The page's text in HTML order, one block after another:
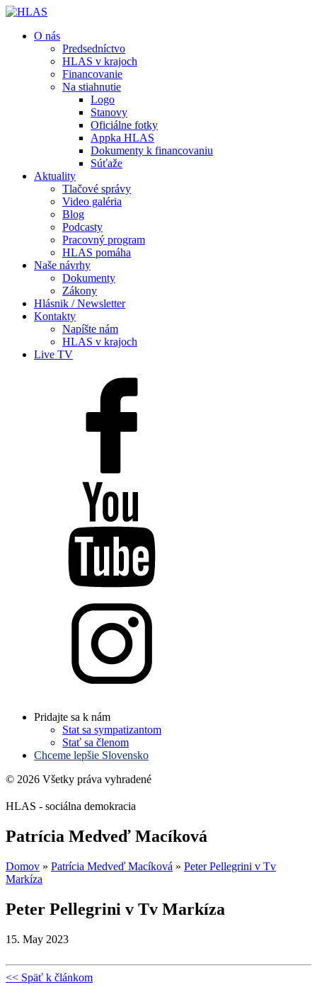
O nás
Predsedníctvo
HLAS v krajoch
Financovanie
Na stiahnutie
Logo
Stanovy
Oficiálne fotky
Appka HLAS
Dokumenty k financovaniu
Súťaže
Aktuality
Tlačové správy
Video galéria
Blog
Podcasty
Pracovný program
HLAS pomáha
Naše návrhy
Dokumenty
Zákony
Hlásnik / Newsletter
Kontakty
Napíšte nám
HLAS v krajoch
Live TV
Pridajte sa k nám
Stat sa sympatizantom
Stať sa členom
Chceme lepšie Slovensko
© 2026 Všetky práva vyhradené
HLAS - sociálna demokracia
Patrícia Medveď Macíková
Domov » Patrícia Medveď Macíková » Peter Pellegrini v Tv
Markíza
Peter Pellegrini v Tv Markíza
15. May 2023
<< Späť k článkom